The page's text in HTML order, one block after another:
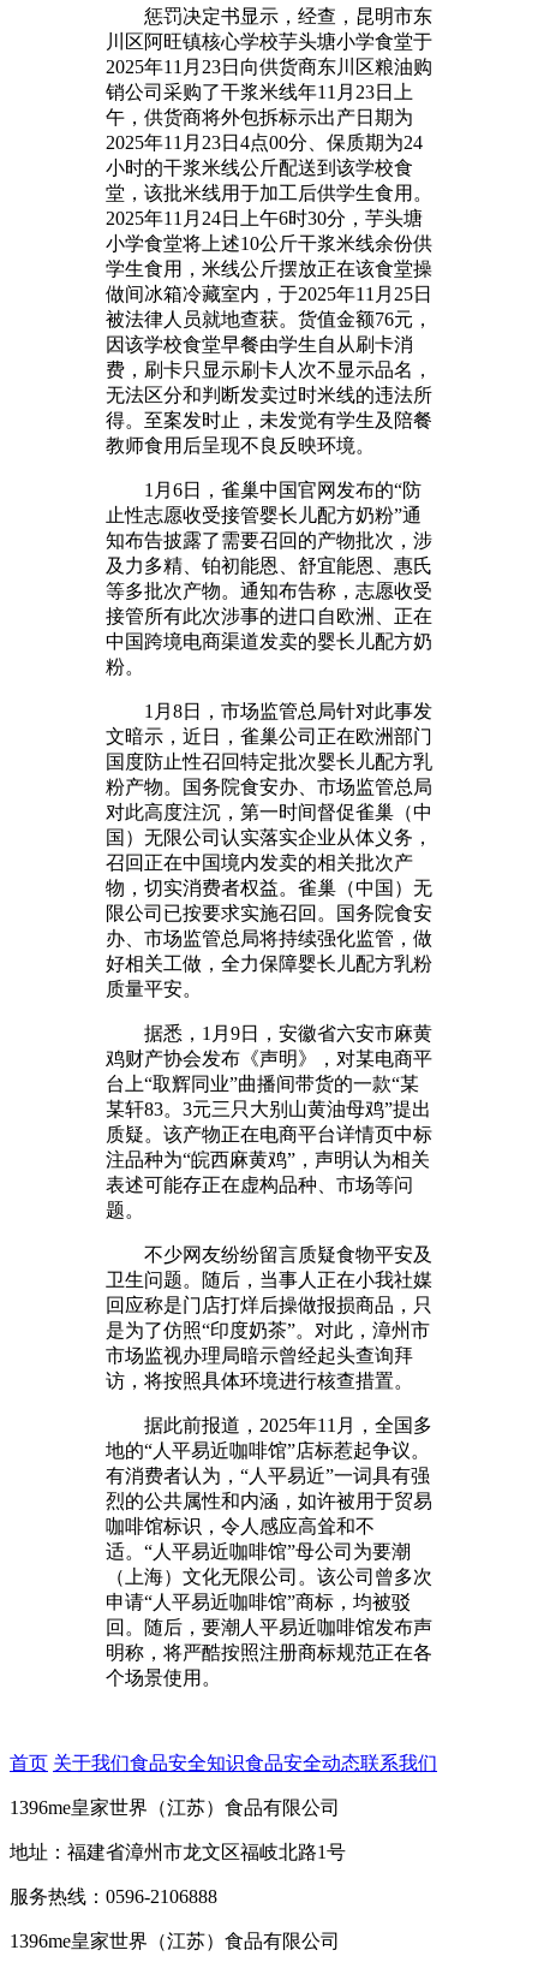
惩罚决定书显示，经查，昆明市东
川区阿旺镇核心学校芋头塘小学食堂于
2025年11月23日向供货商东川区粮油购
销公司采购了干浆米线年11月23日上
午，供货商将外包拆标示出产日期为
2025年11月23日4点00分、保质期为24
小时的干浆米线公斤配送到该学校食
堂，该批米线用于加工后供学生食用。
2025年11月24日上午6时30分，芋头塘
小学食堂将上述10公斤干浆米线余份供
学生食用，米线公斤摆放正在该食堂操
做间冰箱冷藏室内，于2025年11月25日
被法律人员就地查获。货值金额76元，
因该学校食堂早餐由学生自从刷卡消
费，刷卡只显示刷卡人次不显示品名，
无法区分和判断发卖过时米线的违法所
得。至案发时止，未发觉有学生及陪餐
教师食用后呈现不良反映环境。
1月6日，雀巢中国官网发布的“防
止性志愿收受接管婴长儿配方奶粉”通
知布告披露了需要召回的产物批次，涉
及力多精、铂初能恩、舒宜能恩、惠氏
等多批次产物。通知布告称，志愿收受
接管所有此次涉事的进口自欧洲、正在
中国跨境电商渠道发卖的婴长儿配方奶
粉。
1月8日，市场监管总局针对此事发
文暗示，近日，雀巢公司正在欧洲部门
国度防止性召回特定批次婴长儿配方乳
粉产物。国务院食安办、市场监管总局
对此高度注沉，第一时间督促雀巢（中
国）无限公司认实落实企业从体义务，
召回正在中国境内发卖的相关批次产
物，切实消费者权益。雀巢（中国）无
限公司已按要求实施召回。国务院食安
办、市场监管总局将持续强化监管，做
好相关工做，全力保障婴长儿配方乳粉
质量平安。
据悉，1月9日，安徽省六安市麻黄
鸡财产协会发布《声明》，对某电商平
台上“取辉同业”曲播间带货的一款“某
某轩83。3元三只大别山黄油母鸡”提出
质疑。该产物正在电商平台详情页中标
注品种为“皖西麻黄鸡”，声明认为相关
表述可能存正在虚构品种、市场等问
题。
不少网友纷纷留言质疑食物平安及
卫生问题。随后，当事人正在小我社媒
回应称是门店打烊后操做报损商品，只
是为了仿照“印度奶茶”。对此，漳州市
市场监视办理局暗示曾经起头查询拜
访，将按照具体环境进行核查措置。
据此前报道，2025年11月，全国多
地的“人平易近咖啡馆”店标惹起争议。
有消费者认为，“人平易近”一词具有强
烈的公共属性和内涵，如许被用于贸易
咖啡馆标识，令人感应高耸和不
适。“人平易近咖啡馆”母公司为要潮
（上海）文化无限公司。该公司曾多次
申请“人平易近咖啡馆”商标，均被驳
回。随后，要潮人平易近咖啡馆发布声
明称，将严酷按照注册商标规范正在各
个场景使用。
首页 关于我们食品安全知识食品安全动态联系我们
1396me皇家世界（江苏）食品有限公司
地址：福建省漳州市龙文区福岐北路1号
服务热线：0596-2106888
1396me皇家世界（江苏）食品有限公司